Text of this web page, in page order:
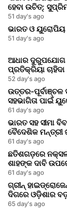
ହେବା ଉଚିତ୍:
51 day's ago
ଭାରତ ଓ ୟୁରୋପିୟ
51 day's ago
ଆଧାର ଦୁରୁପଯୋଗ
ପ୍ରତିକ୍ରିୟା ଚାହିଦା
52 day's ago
ଉତ୍ତର-ପୂର୍ବାଞ୍ଚଳ
ସହଭାଗିତା ପାଇଁ
61 day's ago
ଭାରତ ସହ ସୀମା
ବୈଦେଶିକ ମନ୍ତ୍ରୀ
61 day's ago
ଛତିଶଗଡ଼ରେ
ଶାହଙ୍କ ଦାବି
61 day's ago
ଗ୍ରୀନ୍
ଦିଗରେ ଓଡ଼ିଶାର
65 day's ago